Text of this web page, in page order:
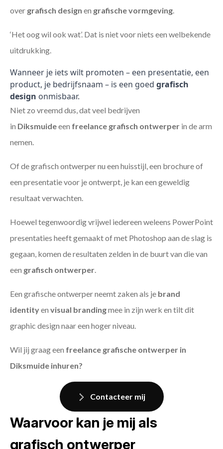
over grafisch design en grafische vormgeving
‘Het oog wil ook wat’. Dat is niet voor niets een welbekende
uitdrukking.
Wanneer je iets wilt promoten – een presentatie, een
product, je bedrijfsnaam – is een goed grafisch
design onmisbaar.
Niet zo vreemd dus, dat veel bedrijven
in Diksmuideeen freelance grafisch ontwerper in de arm
nemen.
Of de grafisch ontwerper nu een huisstijl, een brochure of
een presentatie voor je ontwerpt, je kan een geweldig
resultaat verwachten.
Hoewel tegenwoordig vrijwel iedereen weleens PowerPoint
presentaties heeft gemaakt of met Photoshop aan de slag is
gegaan, komen de resultaten zelden in de buurt van die van
een grafisch ontwerper
Een grafische ontwerper neemt zaken als je brand
identityen visual brandingmee in zijn werk en tilt dit
graphic design naar een hoger niveau.
Wil jij graag een freelance grafische ontwerper in
Diksmuide inhuren?
Contacteer mij
Waarvoor kan je mij als
grafisch ontwerper